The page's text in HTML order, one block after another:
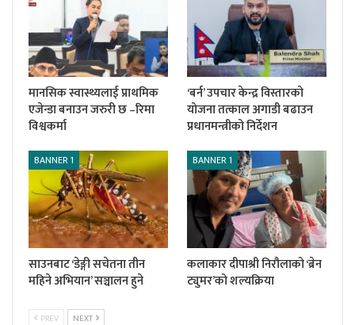
मानसिक स्वास्थ्यलाई प्राथमिक
एजेन्डा बनाउन जरुरी छ –रिमा
विश्वकर्मा
‘बर्न’ उपचार केन्द्र विस्तारको
योजना तत्काल अगाडी बढाउन
प्रधानमन्त्रीको निर्देशन
BANNER 1
साउनबाट ‘डेङ्गी सचेतना तीन
महिने अभियान’ सञ्चालन हुने
BANNER 1
कलाकार दीपाश्री निरौलाको ‘ब्रेन
ट्युमर’को शल्यक्रिया
PREV NEXT